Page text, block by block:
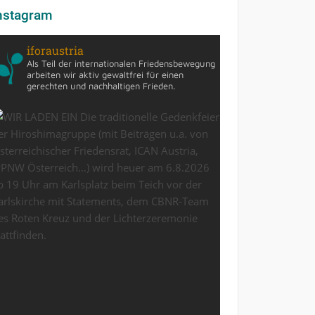
iforaustria
Als Teil der internationalen Friedensbewegung
arbeiten wir aktiv gewaltfrei für einen
gerechten und nachhaltigen Frieden.